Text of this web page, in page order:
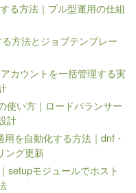
る方法｜プル型運用の仕組
方法とジョブテンプレー
カウントを一括管理する実
使い方｜ロードバランサー
計
を自動化する方法｜dnf・
ング更新
setupモジュールでホスト